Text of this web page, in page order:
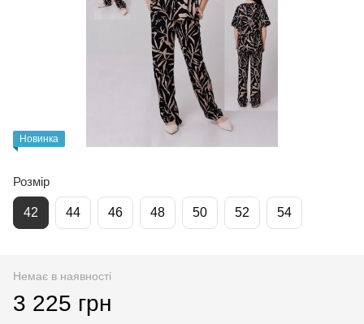
Новинка
Розмір
42 44 46 48 50 52 54
Немає в наявності
3 225 грн